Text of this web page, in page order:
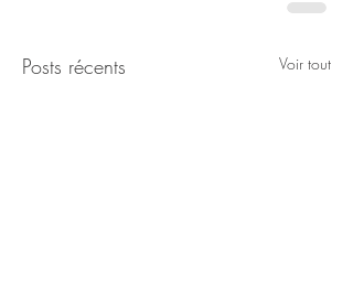
Posts récents Voir tout